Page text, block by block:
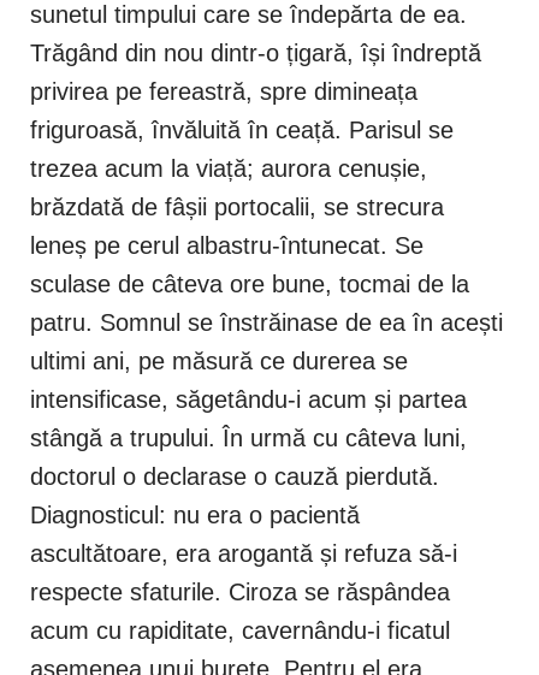
sunetul timpului care se îndepărta de ea.
Trăgând din nou dintr-o țigară, își îndreptă
privirea pe fereastră, spre dimineața
friguroasă, învăluită în ceață. Parisul se
trezea acum la viață; aurora cenușie,
brăzdată de fâșii portocalii, se strecura
leneș pe cerul albastru-întunecat. Se
sculase de câteva ore bune, tocmai de la
patru. Somnul se înstrăinase de ea în acești
ultimi ani, pe măsură ce durerea se
intensificase, săgetându-i acum și partea
stângă a trupului. În urmă cu câteva luni,
doctorul o declarase o cauză pierdută.
Diagnosticul: nu era o pacientă
ascultătoare, era arogantă și refuza să-i
respecte sfaturile. Ciroza se răspândea
acum cu rapiditate, cavernându-i ficatul
asemenea unui burete. Pentru el era